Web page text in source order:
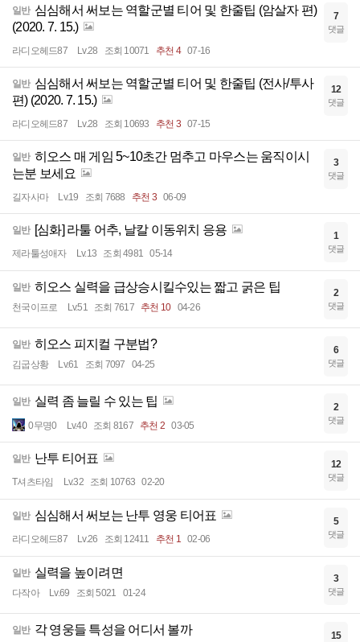
일반 심심해서 써보는 역할군별 티어 및 한줄팁 (암살자 편)
(2020. 7. 15.)
라디오헤드87 Lv.28 조회 10071 추천 4 07-16
7
댓글
일반 심심해서 써보는 역할군별 티어 및 한줄팁 (전사/투사
편) (2020. 7. 15.)
라디오헤드87 Lv.28 조회 10693 추천 3 07-15
12
댓글
일반 히오스 매 게임 5~10초간 멈추고 마우스는 움직이시
는분 보세요
길자사마 Lv.19 조회 7688 추천 3 06-09
3
댓글
일반 [심화] 라툴 어추, 날칼 이동위치 응용
제라툴성애자 Lv.13 조회 4981 05-14
1
댓글
일반 히오스 실력을 급상승시킬수있는 짧고 굵은 팁
천국이프로 Lv.51 조회 7617 추천 10 04-26
2
댓글
일반 히오스 피지컬 구분법?
김굽상황 Lv.61 조회 7097 04-25
6
댓글
일반 실력 좀 늘릴 수 있는 팁
0무명0 Lv.40 조회 8167 추천 2 03-05
2
댓글
일반 난투 티어표
T셔츠타임 Lv.32 조회 10763 02-20
12
댓글
일반 심심해서 써보는 난투 영웅 티어표
라디오헤드87 Lv.26 조회 12411 추천 1 02-06
5
댓글
일반 실력을 높이려면
다작아 Lv.69 조회 5021 01-24
3
댓글
일반 각 영웅들 특성을 어디서 볼까 15